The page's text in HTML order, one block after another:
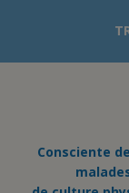
Consciente